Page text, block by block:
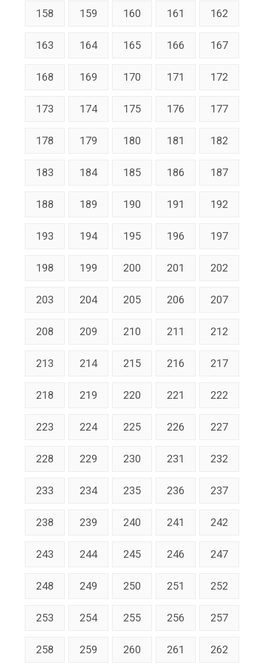
158 159 160 161 162
163 164 165 166 167
168 169 170 171 172
173 174 175 176 177
178 179 180 181 182
183 184 185 186 187
188 189 190 191 192
193 194 195 196 197
198 199 200 201 202
203 204 205 206 207
208 209 210 211 212
213 214 215 216 217
218 219 220 221 222
223 224 225 226 227
228 229 230 231 232
233 234 235 236 237
238 239 240 241 242
243 244 245 246 247
248 249 250 251 252
253 254 255 256 257
258 259 260 261 262